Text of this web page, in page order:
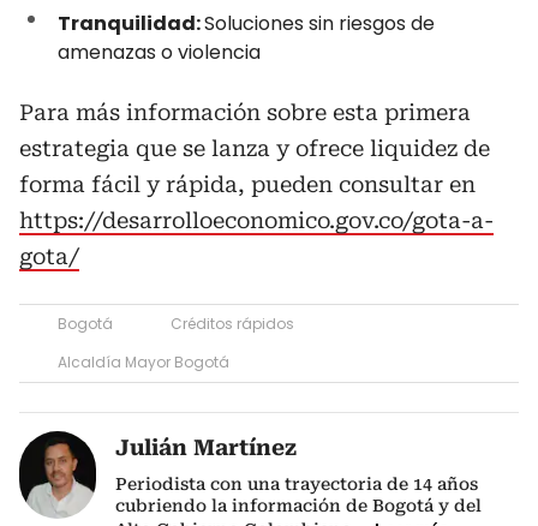
Tranquilidad:Soluciones sin riesgos de
amenazas o violencia
Para más información sobre esta primera
estrategia que se lanza y ofrece liquidez de
forma fácil y rápida, pueden consultar en
https://desarrolloeconomico.gov.co/gota-a-
gota/
Bogotá
Créditos rápidos
Alcaldía Mayor Bogotá
Julián Martínez
Periodista con una trayectoria de 14 años
cubriendo la información de Bogotá y del